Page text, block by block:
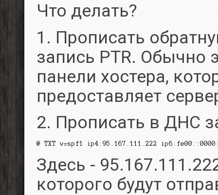
Что делать?
1. Прописать
запись PTR. Обычно
панели хостера,
предоставляет
2. Прописать в ДНС
Здесь -
которого будут